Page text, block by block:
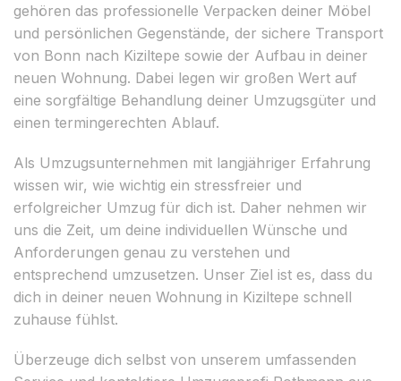
gehören das professionelle Verpacken deiner Möbel
und persönlichen Gegenstände, der sichere Transport
von Bonn nach Kiziltepe sowie der Aufbau in deiner
neuen Wohnung. Dabei legen wir großen Wert auf
eine sorgfältige Behandlung deiner Umzugsgüter und
einen termingerechten Ablauf.
Als Umzugsunternehmen mit langjähriger Erfahrung
wissen wir, wie wichtig ein stressfreier und
erfolgreicher Umzug für dich ist. Daher nehmen wir
uns die Zeit, um deine individuellen Wünsche und
Anforderungen genau zu verstehen und
entsprechend umzusetzen. Unser Ziel ist es, dass du
dich in deiner neuen Wohnung in Kiziltepe schnell
zuhause fühlst.
Überzeuge dich selbst von unserem umfassenden